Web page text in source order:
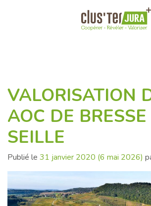
VALORISATION
AOC DE
SEILLE
Publié le 31 janvier 2020 (6 mai 2026)